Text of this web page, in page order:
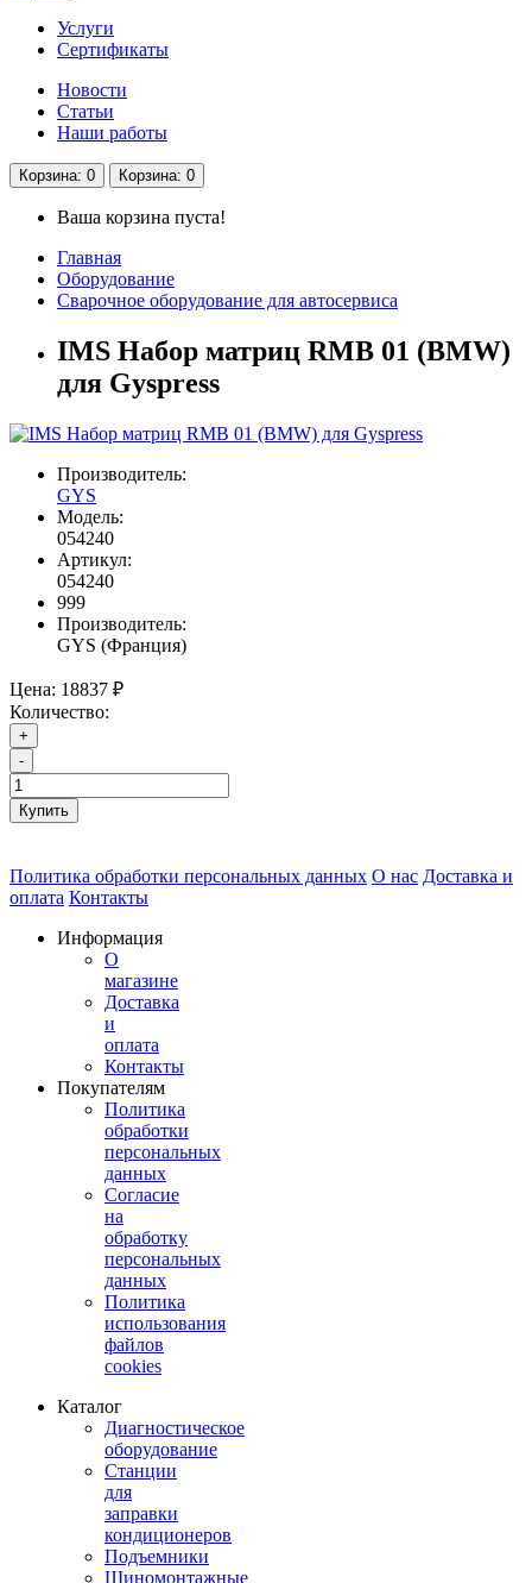
Услуги
Сертификаты
Новости
Статьи
Наши работы
Корзина: 0 Корзина: 0
Ваша корзина пуста!
Главная
Оборудование
Сварочное оборудование для автосервиса
IMS Набор матриц RMB 01 (BMW)
для Gyspress
Производитель:
GYS
Модель:
054240
Артикул:
054240
999
Производитель:
GYS (Франция)
Цена: 18837 ₽
Количество:
+
-
Купить
Политика обработки персональных данных О нас Доставка и
оплата Контакты
Информация
О
магазине
Доставка
и
оплата
Контакты
Покупателям
Политика
обработки
персональных
данных
Согласие
на
обработку
персональных
данных
Политика
использования
файлов
cookies
Каталог
Диагностическое
оборудование
Станции
для
заправки
кондиционеров
Подъемники
Шиномонтажные